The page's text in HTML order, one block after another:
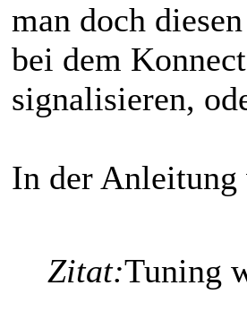
man doch
bei dem
signalisieren,
In der Anleitung
Zitat:Tuning